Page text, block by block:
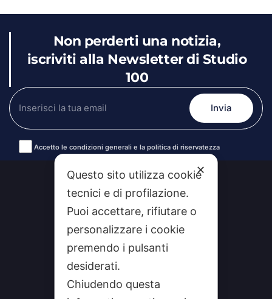
Non perderti una notizia,
iscriviti alla Newsletter di Studio
100
Accetto le condizioni generali e la politica di riservatezza
Alternative:
✕
Questo sito utilizza cookie
tecnici e di profilazione.
Puoi accettare, rifiutare o
personalizzare i cookie
premendo i pulsanti
desiderati.
Chiudendo questa